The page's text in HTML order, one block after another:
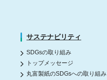
サステナビリティ
SDGsの取り組み
トップメッセージ
丸富製紙のSDGsへの取り組み